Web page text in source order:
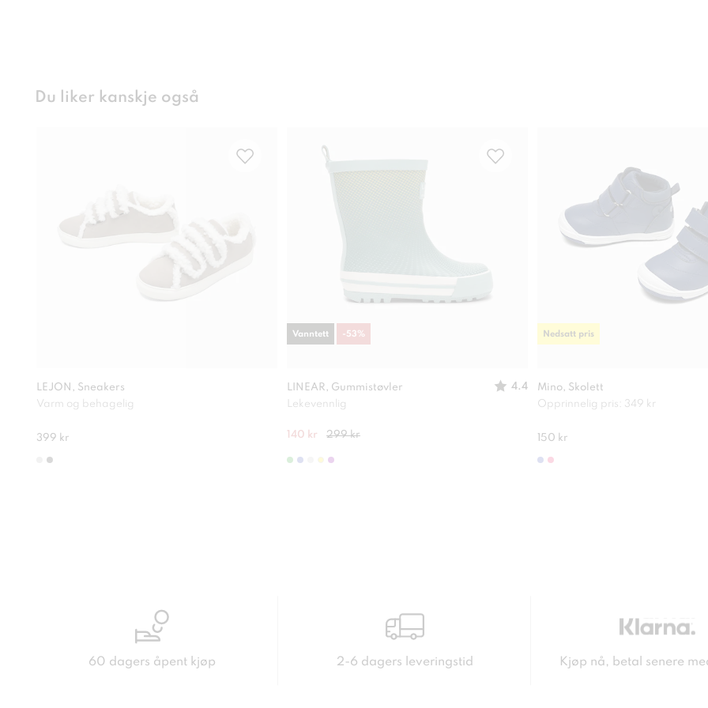
Du liker kanskje også
LEJON, Sneakers
Varm og behagelig
399 kr
LINEAR, Gummistøvler
4.4
Lekevennlig
140 kr 299 kr
Vanntett -53%
Mino, Skolett
Opprinnelig pris: 349 kr
150 kr
Nedsatt pris
60 dagers åpent kjøp 2-6 dagers leveringstid Kjøp nå, betal senere